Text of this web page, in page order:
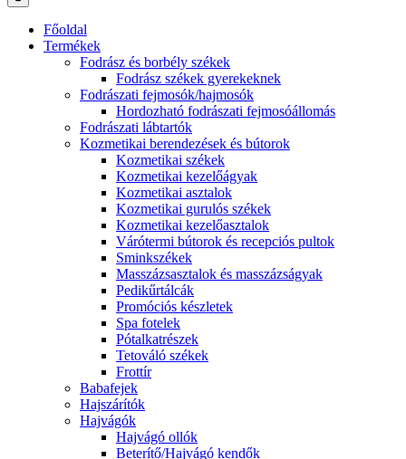
Főoldal
Termékek
Fodrász és borbély székek
Fodrász székek gyerekeknek
Fodrászati fejmosók/hajmosók
Hordozható fodrászati fejmosóállomás
Fodrászati lábtartók
Kozmetikai berendezések és bútorok
Kozmetikai székek
Kozmetikai kezelőágyak
Kozmetikai asztalok
Kozmetikai gurulós székek
Kozmetikai kezelőasztalok
Várótermi bútorok és recepciós pultok
Sminkszékek
Masszázsasztalok és masszázságyak
Pedikűrtálcák
Promóciós készletek
Spa fotelek
Pótalkatrészek
Tetováló székek
Frottír
Babafejek
Hajszárítók
Hajvágók
Hajvágó ollók
Beterítő/Hajvágó kendők